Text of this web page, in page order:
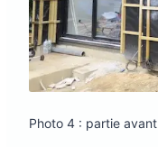
Photo 4 : partie avant